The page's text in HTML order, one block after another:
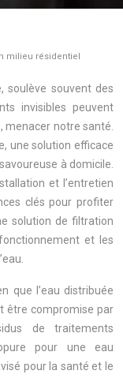
milieu résidentiel
soulève souvent des
invisibles peuvent
menacer notre santé.
une solution efficace
à domicile.
et l’entretien
clés pour profiter
solution de filtration
et les
que l’eau distribuée
être compromise par
de traitements
pour une eau
pour la santé et le